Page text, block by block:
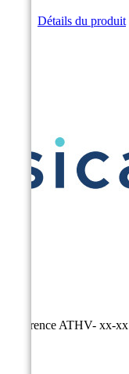
Détails du produit
Référence ATHV- xx-xx